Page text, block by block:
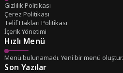
Gizlilik Politikası
Çerez Politikası
Telif Hakları Politikası
İçerik Yönetimi
Hızlı Menü
Menü bulunamadı. Yeni bir menü oluştur.
Son Yazılar